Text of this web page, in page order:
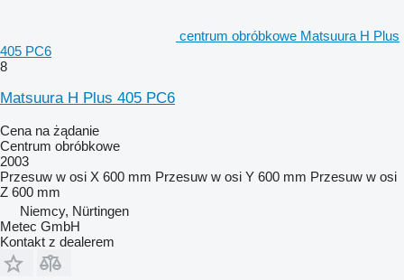
centrum obróbkowe Matsuura H Plus
405 PC6
8
Matsuura H Plus 405 PC6
Cena na żądanie
Centrum obróbkowe
2003
Przesuw w osi X 600 mm Przesuw w osi Y 600 mm Przesuw w osi
Z 600 mm
Niemcy, Nürtingen
Metec GmbH
Kontakt z dealerem